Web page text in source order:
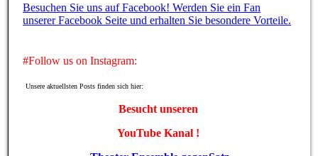
Besuchen Sie uns auf Facebook! Werden Sie ein Fan
unserer Facebook Seite und erhalten Sie besondere Vorteile.
#Follow us on Instagram:
Unsere aktuellsten Posts finden sich hier:
Besucht unseren
YouTube Kanal !